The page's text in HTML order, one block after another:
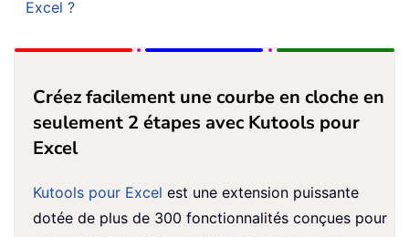
Excel ?
Créez facilement une courbe en cloche en
seulement 2 étapes avec Kutools pour
Excel
Kutools pour Excel est une extension puissante
dotée de plus de 300 fonctionnalités conçues pour